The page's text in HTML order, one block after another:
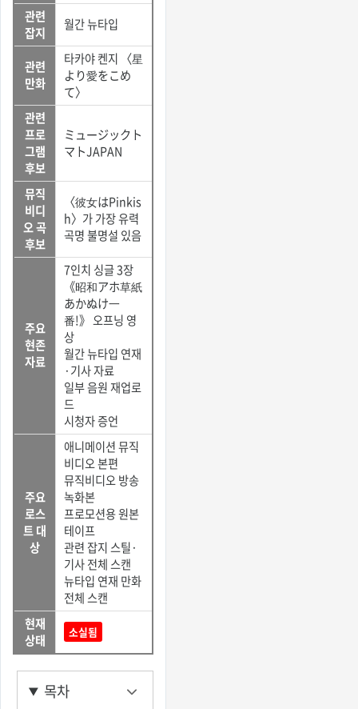
관련
잡지
월간 뉴타입
관련
만화
타카야 켄지 〈星
より愛をこめ
て〉
관련
프로
그램
후보
ミュージックト
マトJAPAN
뮤직
비디
오 곡
후보
〈彼女はPinkis
h〉가 가장 유력
곡명 불명설 있음
주요
현존
자료
7인치 싱글 3장
《昭和アホ草紙
あかぬけ一
番!》 오프닝 영
상
월간 뉴타입 연재
·기사 자료
일부 음원 재업로
드
시청자 증언
주요
로스
트 대
상
애니메이션 뮤직
비디오 본편
뮤직비디오 방송
녹화본
프로모션용 원본
테이프
관련 잡지 스틸·
기사 전체 스캔
뉴타입 연재 만화
전체 스캔
현재
상태
소실됨
목차